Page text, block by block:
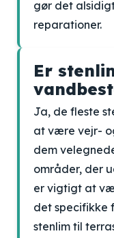
gør det
reparationer.
Er
Ja, de fleste
at være vejr-
dem
områder, der
er vigtigt at
det specifikke
stenlim til